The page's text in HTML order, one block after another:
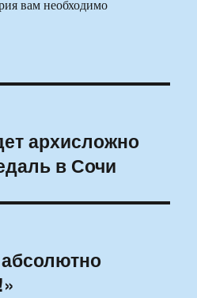
вам необходимо
архисложно
в Сочи